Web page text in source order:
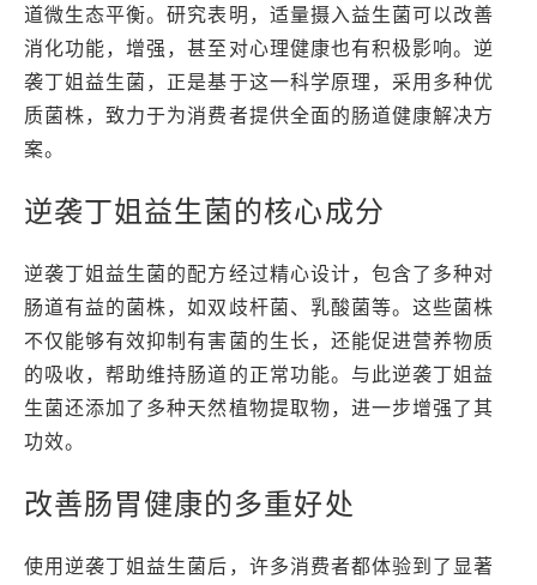
道微生态平衡。研究表明，适量摄入益生菌可以改善
消化功能，增强，甚至对心理健康也有积极影响。逆
袭丁姐益生菌，正是基于这一科学原理，采用多种优
质菌株，致力于为消费者提供全面的肠道健康解决方
案。
逆袭丁姐益生菌的核心成分
逆袭丁姐益生菌的配方经过精心设计，包含了多种对
肠道有益的菌株，如双歧杆菌、乳酸菌等。这些菌株
不仅能够有效抑制有害菌的生长，还能促进营养物质
的吸收，帮助维持肠道的正常功能。与此逆袭丁姐益
生菌还添加了多种天然植物提取物，进一步增强了其
功效。
改善肠胃健康的多重好处
使用逆袭丁姐益生菌后，许多消费者都体验到了显著